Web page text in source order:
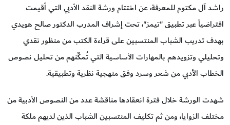
راشد آل مكتوم للمعرفة، عن اختتام ورشة النقد الأدبي التي أقيمت
افتراضياً عبر تطبيق "تيمز"، تحت إشراف المدرب الدكتور صالح هويدي
بهدف تدريب الشباب المنتسبين على قراءة الكتب من منظور نقدي
وتحليلي وتزويدهم بالمهارات الأساسية التي تُمكِّنهم من تحليل نصوص
الخطاب الأدبي من شعر وسرد وفق منهجية نظرية وتطبيقية.
شهدت الورشة خلال فترة انعقادها مناقشة عدد من النصوص الأدبية من
مختلف الزوايا، ومن ثم تكليف المنتسبين الشباب الذين لديهم ملكة